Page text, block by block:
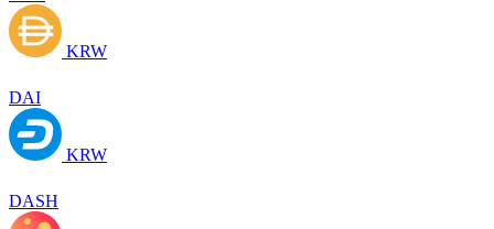
KRW
DAI
KRW
DASH